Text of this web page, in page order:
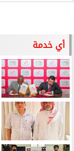
أي خدمة